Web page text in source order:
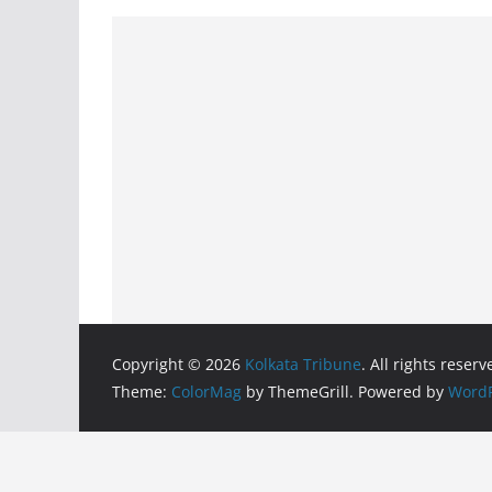
Copyright © 2026 Kolkata Tribune. All rights
Theme: ColorMag by ThemeGrill. Powered by